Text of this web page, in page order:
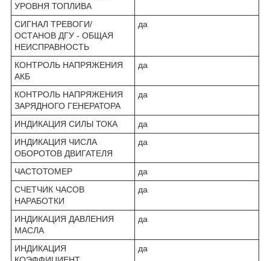
УРОВНЯ ТОПЛИВА
СИГНАЛ ТРЕВОГИ/
ОСТАНОВ ДГУ - ОБЩАЯ
НЕИСПРАВНОСТЬ
да
КОНТРОЛЬ НАПРЯЖЕНИЯ
АКБ
да
КОНТРОЛЬ НАПРЯЖЕНИЯ
ЗАРЯДНОГО ГЕНЕРАТОРА
да
ИНДИКАЦИЯ СИЛЫ ТОКА
да
ИНДИКАЦИЯ ЧИСЛА
ОБОРОТОВ ДВИГАТЕЛЯ
да
ЧАСТОТОМЕР
да
СЧЕТЧИК ЧАСОВ
НАРАБОТКИ
да
ИНДИКАЦИЯ ДАВЛЕНИЯ
МАСЛА
да
ИНДИКАЦИЯ
да